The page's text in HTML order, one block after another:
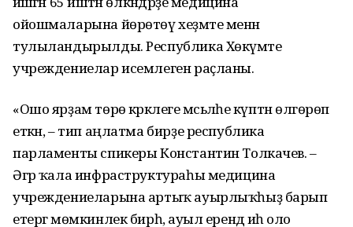
ойошмаларына йөрөтөү хеҙмәте менән
тулыландырылды. Республика Хөкүмәте
учреждениелар исемлеген раҫланы.
«Ошо ярҙам төрө кәрәклеге мәсьәләһе күптән өлгөрөп
еткән, – тип аңлатма бирҙе республика
парламенты спикеры Константин Толкачев. –
Әгәр ҡала инфраструктураһы медицина
учреждениеларына артыҡ ауырлыҡһыҙ барып
етергә мөмкинлек бирһә, ауыл ерендә иһә оло